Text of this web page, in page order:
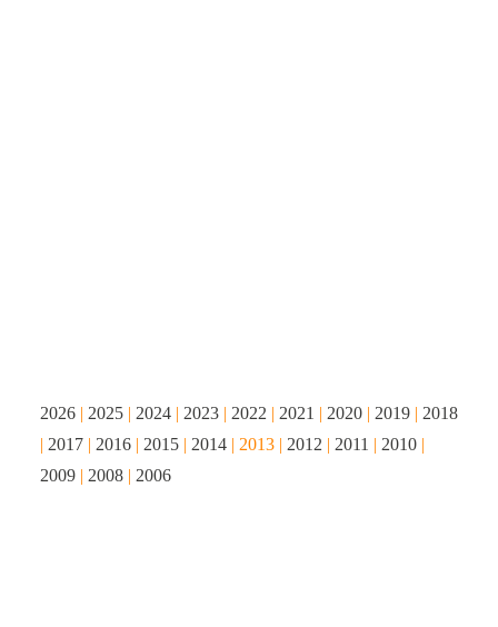
2026 | 2025 | 2024 | 2023 | 2022 | 2021 | 2020 | 2019 | 2018
| 2017 | 2016 | 2015 | 2014 | 2013 | 2012 | 2011 | 2010 |
2009 | 2008 | 2006